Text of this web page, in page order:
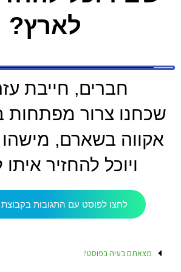
לארץ?
חברים, חייבת
שכחנו צרור מפתחות
אקווה בשארם,
ויוכל להחזיר
לחצו לפוסט עם התגובות בקבוצת
מצאתם בעיה בפוסט?